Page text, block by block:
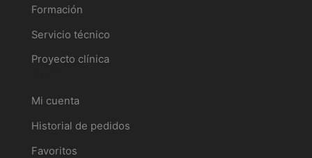
Formación
Servicio técnico
Proyecto clínica
Mi cuenta
Historial de pedidos
Favoritos